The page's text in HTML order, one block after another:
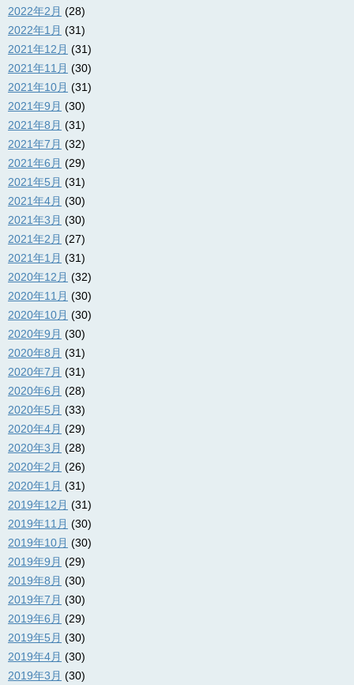
2022年2月 (28)
2022年1月 (31)
2021年12月 (31)
2021年11月 (30)
2021年10月 (31)
2021年9月 (30)
2021年8月 (31)
2021年7月 (32)
2021年6月 (29)
2021年5月 (31)
2021年4月 (30)
2021年3月 (30)
2021年2月 (27)
2021年1月 (31)
2020年12月 (32)
2020年11月 (30)
2020年10月 (30)
2020年9月 (30)
2020年8月 (31)
2020年7月 (31)
2020年6月 (28)
2020年5月 (33)
2020年4月 (29)
2020年3月 (28)
2020年2月 (26)
2020年1月 (31)
2019年12月 (31)
2019年11月 (30)
2019年10月 (30)
2019年9月 (29)
2019年8月 (30)
2019年7月 (30)
2019年6月 (29)
2019年5月 (30)
2019年4月 (30)
2019年3月 (30)